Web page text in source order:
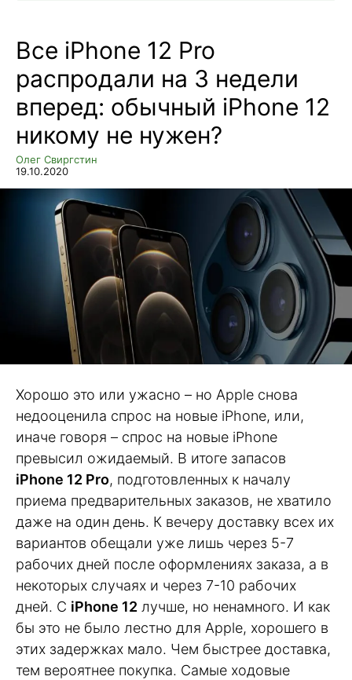
Все iPhone 12 Pro
распродали на 3 недели
вперед: обычный iPhone 12
никому не нужен?
Олег Свиргстин
19.10.2020
Хорошо это или ужасно – но Apple снова
недооценила спрос на новые iPhone, или,
иначе говоря – спрос на новые iPhone
превысил ожидаемый. В итоге запасов
iPhone 12 Pro, подготовленных к началу
приема предварительных заказов, не хватило
даже на один день. К вечеру доставку всех их
вариантов обещали уже лишь через 5-7
рабочих дней после оформлениях заказа, а в
некоторых случаях и через 7-10 рабочих
дней. С iPhone 12 лучше, но ненамного. И как
бы это не было лестно для Apple, хорошего в
этих задержках мало. Чем быстрее доставка,
тем вероятнее покупка. Самые ходовые